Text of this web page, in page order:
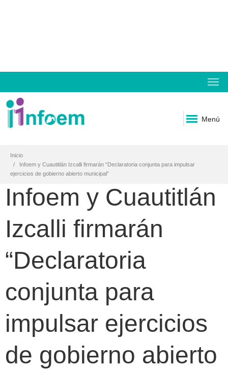
Menú
Inicio
Infoem y Cuautitlán Izcalli firmarán “Declaratoria conjunta para impulsar
ejercicios de gobierno abierto municipal”
Infoem y Cuautitlán
Izcalli firmarán
“Declaratoria
conjunta para
impulsar ejercicios
de gobierno abierto